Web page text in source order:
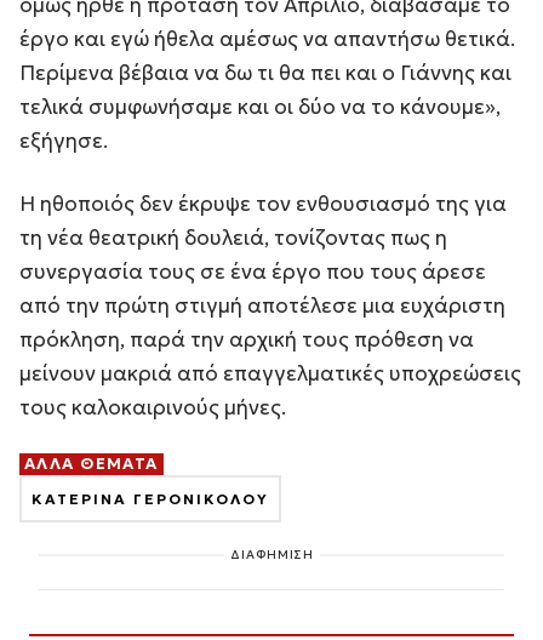
έργο και εγώ ήθελα αμέσως να απαντήσω θετικά.
Περίμενα βέβαια να δω τι θα πει και ο Γιάννης και
τελικά συμφωνήσαμε και οι δύο να το κάνουμε»,
εξήγησε.
Η ηθοποιός δεν έκρυψε τον ενθουσιασμό της για
τη νέα θεατρική δουλειά, τονίζοντας πως η
συνεργασία τους σε ένα έργο που τους άρεσε
από την πρώτη στιγμή αποτέλεσε μια ευχάριστη
πρόκληση, παρά την αρχική τους πρόθεση να
μείνουν μακριά από επαγγελματικές υποχρεώσεις
τους καλοκαιρινούς μήνες.
ΑΛΛΑ ΘΕΜΑΤΑ
ΚΑΤΕΡΙΝΑ ΓΕΡΟΝΙΚΟΛΟΥ
ΔΙΑΦΗΜΙΣΗ